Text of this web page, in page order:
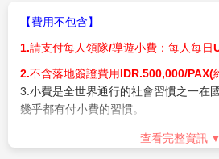
2.
訂購時，請務必確認所提供之旅客
法出境。如遇英文姓名有誤，更改將可
行負擔
3.
嬰兒(未滿2歲 )恕不提供任何免費
上餐食，並與同行成人旅客抱坐於膝上
搖籃需求，能使用搖籃機位有限，請於
需仍以航空公司回覆為準。
【費用不包含】
1.請支付每人領隊/導遊小費：每人每日
2.不含落地簽證費用IDR.500,000/PAX(
3.小費是全世界通行的社會習慣之一在
幾乎都有付小費的習慣。
旅行業為服務業無底薪，所以小費一直
查看完整資訊